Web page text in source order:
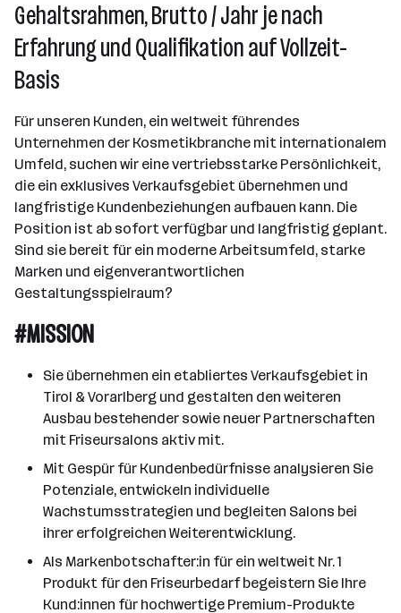
Gehaltsrahmen, Brutto / Jahr je nach
Erfahrung und Qualifikation auf Vollzeit-
Basis
Für unseren Kunden, ein weltweit führendes
Unternehmen der Kosmetikbranche mit internationalem
Umfeld, suchen wir eine vertriebsstarke Persönlichkeit,
die ein exklusives Verkaufsgebiet übernehmen und
langfristige Kundenbeziehungen aufbauen kann. Die
Position ist ab sofort verfügbar und langfristig geplant.
Sind sie bereit für ein moderne Arbeitsumfeld, starke
Marken und eigenverantwortlichen
Gestaltungsspielraum?
#MISSION
Sie übernehmen ein etabliertes Verkaufsgebiet in
Tirol & Vorarlberg und gestalten den weiteren
Ausbau bestehender sowie neuer Partnerschaften
mit Friseursalons aktiv mit.
Mit Gespür für Kundenbedürfnisse analysieren Sie
Potenziale, entwickeln individuelle
Wachstumsstrategien und begleiten Salons bei
ihrer erfolgreichen Weiterentwicklung.
Als Markenbotschafter:in für ein weltweit Nr. 1
Produkt für den Friseurbedarf begeistern Sie Ihre
Kund:innen für hochwertige Premium-Produkte